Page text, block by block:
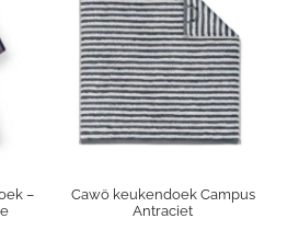
–
Cawö keukendoek Campus
Antraciet